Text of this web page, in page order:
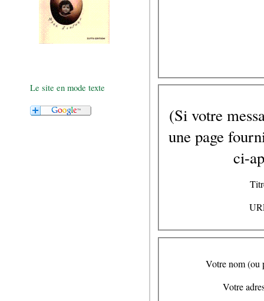
Le site en mode texte
(Si votre
une page
ci-
Votre nom (ou
Votre